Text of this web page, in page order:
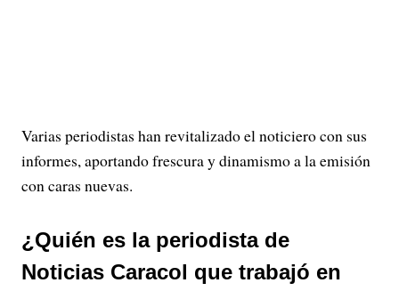
Varias periodistas han revitalizado el noticiero con sus
informes, aportando frescura y dinamismo a la emisión
con caras nuevas.
¿Quién es la periodista de
Noticias Caracol que trabajó en